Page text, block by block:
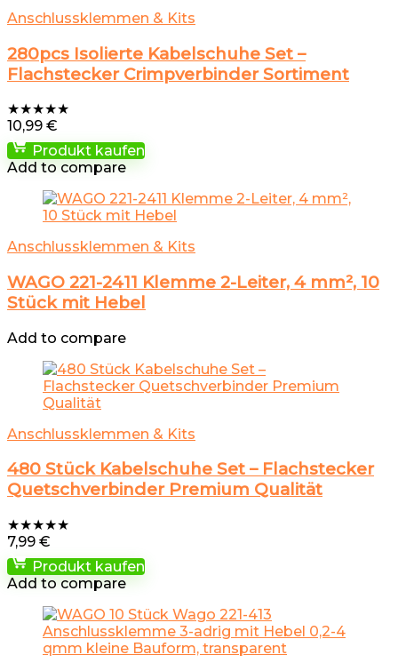
Anschlussklemmen & Kits
280pcs Isolierte Kabelschuhe Set –
Flachstecker Crimpverbinder Sortiment
★★★★★
10,99 €
Produkt kaufen
Add to compare
Anschlussklemmen & Kits
WAGO 221-2411 Klemme 2-Leiter, 4 mm², 10
Stück mit Hebel
Add to compare
Anschlussklemmen & Kits
480 Stück Kabelschuhe Set – Flachstecker
Quetschverbinder Premium Qualität
★★★★★
7,99 €
Produkt kaufen
Add to compare